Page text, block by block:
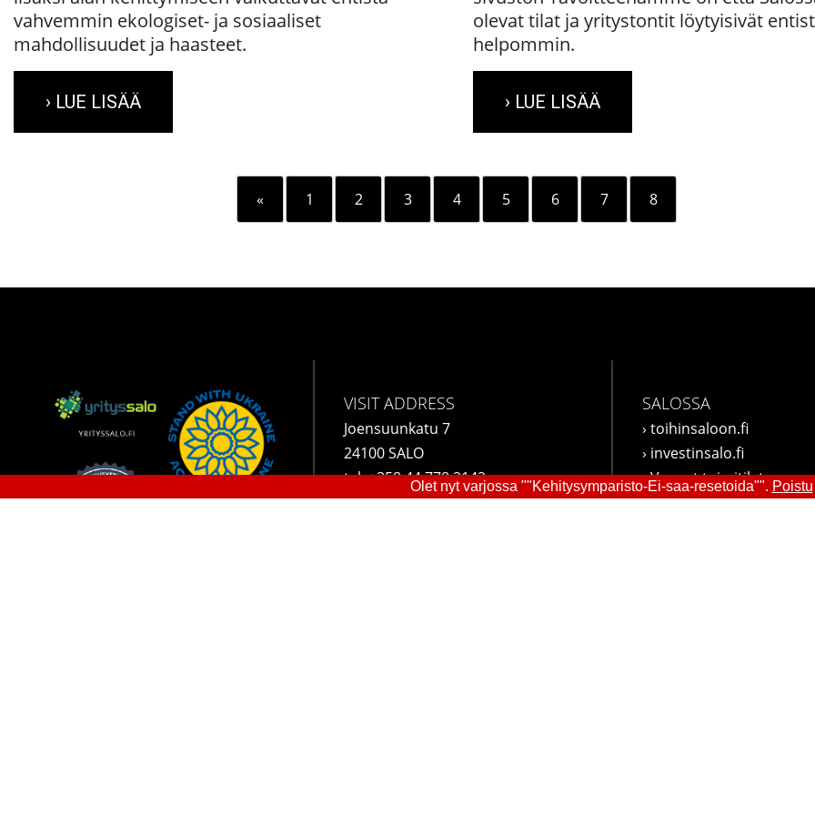
vahvemmin ekologiset- ja sosiaaliset
mahdollisuudet ja haasteet.
› LUE LISÄÄ
olevat tilat ja yritystontit löytyisivät
helpommin.
› LUE LISÄÄ
« 1 2 3 4 5 6 7 8
VISIT ADDRESS
Joensuunkatu 7
24100 SALO
tel.+358 44 778 2142
Yrityssalo@yrityssalo.fi
SALOSSA
› toihinsaloon.fi
› investinsalo.fi
›Vapaat toimitilat
›visitsalo.fi
Olet nyt varjossa ""Kehitysymparisto-Ei-saa-resetoida"". Poistu